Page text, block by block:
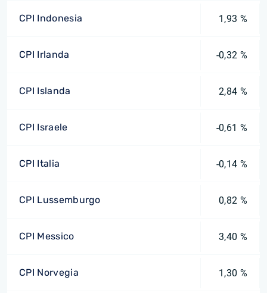
CPI Indonesia 1,93 %
CPI Irlanda -0,32 %
CPI Islanda 2,84 %
CPI Israele -0,61 %
CPI Italia -0,14 %
CPI Lussemburgo 0,82 %
CPI Messico 3,40 %
CPI Norvegia 1,30 %